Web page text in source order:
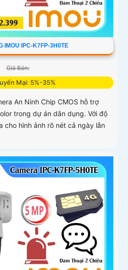
IMOU IPC-K7FP-3H0TE
Giá Bán:
Mại: 5%-35%
An Ninh Chip CMOS hỗ trợ
trong dự án dân dụng. Với độ
cho hình ảnh rõ nét cả ngày lẫn